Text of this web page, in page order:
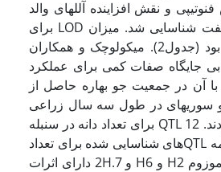
و نقش افزاینده آللهای والد
بادیا در کنترل این صفت شناسایی شد. میزان LOD برای
این QTL برابر 49/2 بود (جدول2). میکولوچک و همکاران
جایگاه صفات کمی برای عملکرد
آن در جمعیت جو بهاره حاصل از
و سوریه­ای در طول سه سال زراعی
89 QTL شناسایی کردند. 12 QTL برای تعداد دانه در سنبله
اصلی مکان­یابی شد همه QTL­های شناسایی شده برای تعداد
دانه در سنبله در کروموزوم H2 و H6 و 2H.7 دارای اثرات